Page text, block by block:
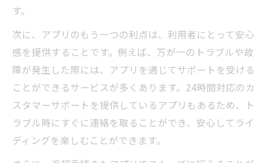
す。
次に、アプリのもう一つの利点は、利用者にとって安心
感を提供することです。例えば、万が一のトラブルや故
障が発生した際には、アプリを通じてサポートを受ける
ことができるサービスが多くあります。24時間対応のカ
スタマーサポートを提供しているアプリもあるため、ト
ラブル時にすぐに連絡を取ることができ、安心してライ
ディングを楽しむことができます。